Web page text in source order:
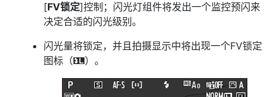
[FV锁定]控制；闪光灯组件将发出一个监控预闪来
决定合适的闪光级别。
闪光量将锁定，并且拍摄显示中将出现一个FV锁定
图标（ r ）。